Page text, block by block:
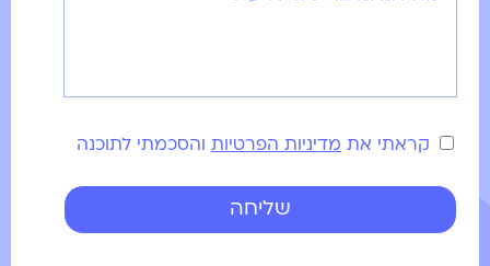
קראתי את מדיניות הפרטיות והסכמתי לתוכנה